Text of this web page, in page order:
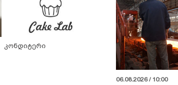
კონდიტერი
06.08.2026 / 10:00